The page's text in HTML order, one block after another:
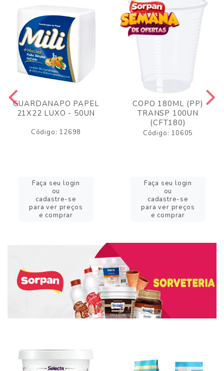
GUARDANAPO PAPEL
21X22 LUXO - 50UN
Código: 12698
Faça seu login
ou
cadastre-se
para ver preços
e comprar
COPO 180ML (PP)
TRANSP 100UN
(CFT180)
Código: 10605
Faça seu login
ou
cadastre-se
para ver preços
e comprar